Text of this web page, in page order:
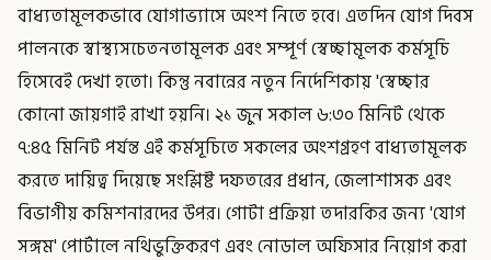
বাধ্যতামূলকভাবে যোগাভ্যাসে অংশ নিতে হবে। এতদিন যোগ দিবস
পালনকে স্বাস্থ্যসচেতনতামূলক এবং সম্পূর্ণ স্বেচ্ছামূলক কর্মসূচি
হিসেবেই দেখা হতো। কিন্তু নবান্নের নতুন নির্দেশিকায় 'স্বেচ্ছার
কোনো জায়গাই রাখা হয়নি। ২১ জুন সকাল ৬:৩০ মিনিট থেকে
৭:৪৫ মিনিট পর্যন্ত এই কর্মসূচিতে সকলের অংশগ্রহণ বাধ্যতামূলক
করতে দায়িত্ব দিয়েছে সংশ্লিষ্ট দফতরের প্রধান, জেলাশাসক এবং
বিভাগীয় কমিশনারদের উপর। গোটা প্রক্রিয়া তদারকির জন্য 'যোগ
সঙ্গম' পোর্টালে নথিভুক্তিকরণ এবং নোডাল অফিসার নিয়োগ করা